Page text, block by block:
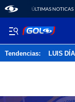
ÚLTIMAS NOTICAS
Tendencias: LUIS